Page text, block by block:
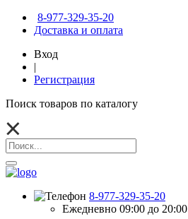
8-977-329-35-20
Доставка и оплата
Вход
|
Регистрация
Поиск товаров по каталогу
8-977-329-35-20
Ежедневно 09:00 до 20:00